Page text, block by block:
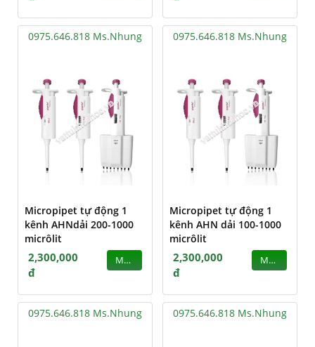
0975.646.818 Ms.Nhung
Micropipet tự động 1
kênh AHNdải 200-1000
micrôlit
2,300,000
đ
MUA
0975.646.818 Ms.Nhung
Micropipet tự động 1
kênh AHN dải 100-1000
micrôlit
2,300,000
đ
MUA
0975.646.818 Ms.Nhung 0975.646.818 Ms.Nhung